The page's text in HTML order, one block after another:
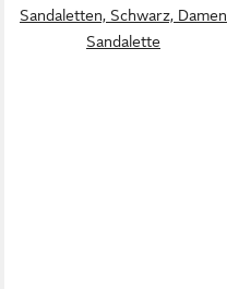
Sandaletten, Schwarz, Damen
Sandalette